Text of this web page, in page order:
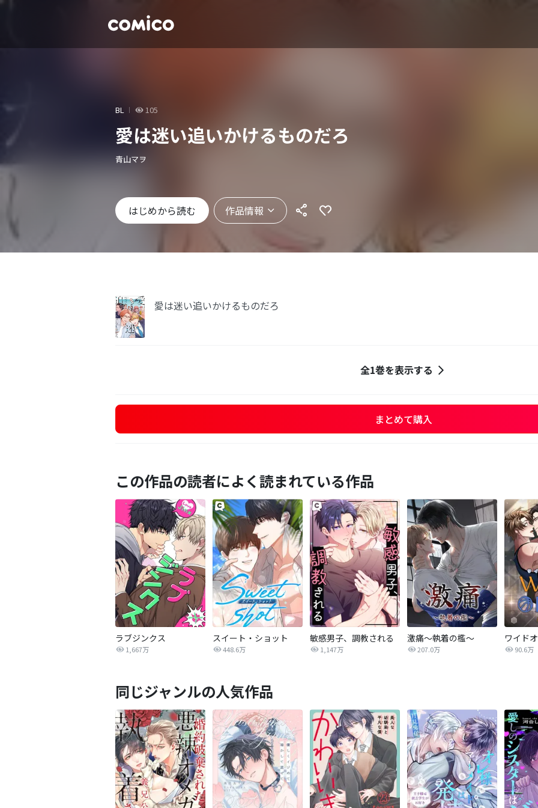
BL 105
愛は迷い追いかけるものだろ
青山マヲ
はじめから読む 作品情報
愛は迷い追いかけるものだろ
全1巻を表示する
まとめて購入
この作品の読者によく読まれている作品
ラブジンクス
1,667万
スイート・ショット
448.6万
敏感男子、調教される
1,147万
激痛～執着の檻～
207.0万 90.6万
同じジャンルの人気作品